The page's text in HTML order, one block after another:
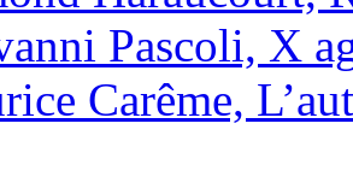
Pascoli, X
Carême,